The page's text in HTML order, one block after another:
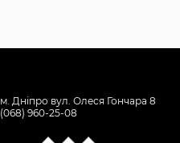
м. Дніпро вул. Олеся Гончара 8
(068) 960-25-08